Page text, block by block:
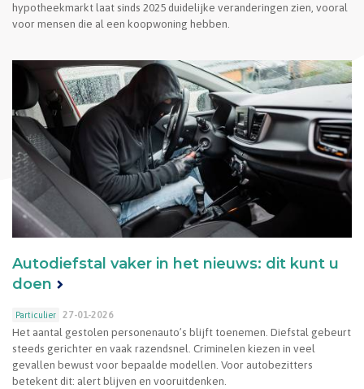
hypotheekmarkt laat sinds 2025 duidelijke veranderingen zien, vooral
voor mensen die al een koopwoning hebben.
Autodiefstal vaker in het nieuws: dit kunt u
doen
Particulier 27-01-2026
Het aantal gestolen personenauto’s blijft toenemen. Diefstal gebeurt
steeds gerichter en vaak razendsnel. Criminelen kiezen in veel
gevallen bewust voor bepaalde modellen. Voor autobezitters
betekent dit: alert blijven en vooruitdenken.